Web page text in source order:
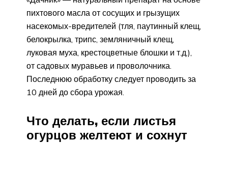
пихтового масла от сосущих и грызущих
насекомых-вредителей (тля, паутинный клещ,
белокрылка, трипс, земляничный клещ,
луковая муха, крестоцветные блошки и т.д.),
от садовых муравьев и проволочника.
Последнюю обработку следует проводить за
10 дней до сбора урожая.
Что делать, если листья
огурцов желтеют и сохнут